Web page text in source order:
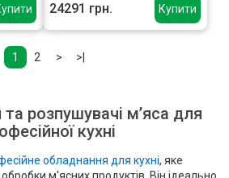
Купити
24291 грн.
1 2 > >|
розпушувачі м’яса для
кухні
обладнання для кухні, яке